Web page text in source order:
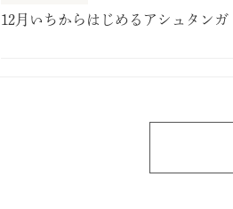
12月いちからはじめるアシュタン